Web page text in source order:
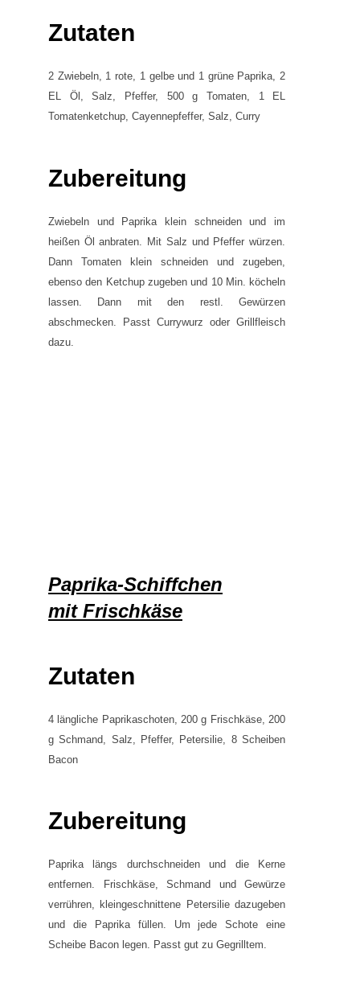
Zutaten
2 Zwiebeln, 1 rote, 1 gelbe und 1 grüne Paprika, 2
EL Öl, Salz, Pfeffer, 500 g Tomaten, 1 EL
Tomatenketchup, Cayennepfeffer, Salz, Curry
Zubereitung
Zwiebeln und Paprika klein schneiden und im
heißen Öl anbraten. Mit Salz und Pfeffer würzen.
Dann Tomaten klein schneiden und zugeben,
ebenso den Ketchup zugeben und 10 Min. köcheln
lassen. Dann mit den restl. Gewürzen
abschmecken. Passt Currywurz oder Grillfleisch
dazu.
Paprika-Schiffchen
mit Frischkäse
Zutaten
4 längliche Paprikaschoten, 200 g Frischkäse, 200
g Schmand, Salz, Pfeffer, Petersilie, 8 Scheiben
Bacon
Zubereitung
Paprika längs durchschneiden und die Kerne
entfernen. Frischkäse, Schmand und Gewürze
verrühren, kleingeschnittene Petersilie dazugeben
und die Paprika füllen. Um jede Schote eine
Scheibe Bacon legen. Passt gut zu Gegrilltem.